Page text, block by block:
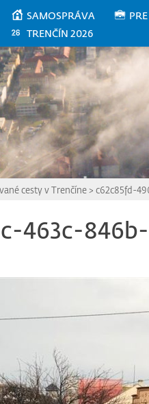
SAMOSPRÁVA
TRENČÍN 2026
cesty v Trenčíne> c62c85fd-
463c-